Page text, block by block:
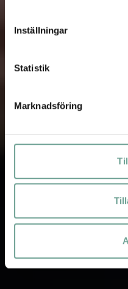
Inställningar
Statistik
Marknadsföring